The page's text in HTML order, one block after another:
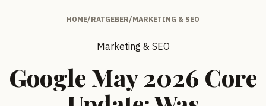
HOME/RATGEBER/MARKETING & SEO
Marketing & SEO
Google May 2026 Core